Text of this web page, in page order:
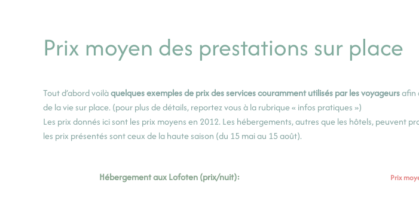
Prix moyen des prestations sur place
Tout d’abord voilàquelques exemples de prix des services couramment utilisés par les voyageursafin
de la vie sur place. (pour plus de détails, reportez vous à la rubrique « infos pratiques »)
Les prix donnés ici sont les prix moyens en 2012. Les hébergements, autres que les hôtels, peuvent
les prix présentés sont ceux de la haute saison (du 15 mai au 15 août).
Hébergementaux Lofoten (prix/nuit): Prix